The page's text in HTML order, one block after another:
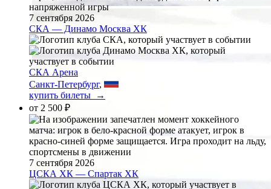
7 сентября 2026
СКА — Динамо Москва ХК
СКА Арена
Санкт-Петербург,
купить билеты →
от 2 500 ₽
7 сентября 2026
ЦСКА ХК — Спартак ХК